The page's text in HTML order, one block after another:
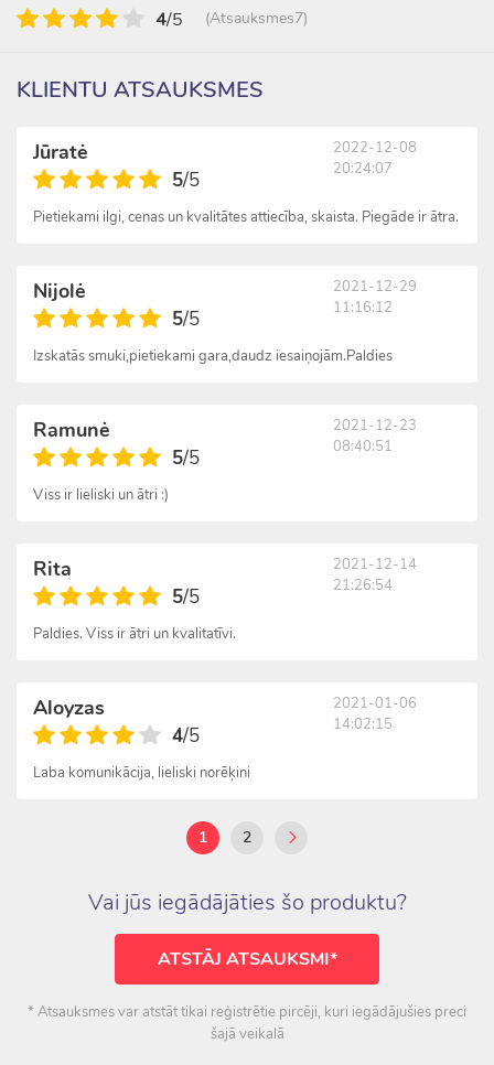
4/5 (Atsauksmes7)
KLIENTU ATSAUKSMES
Jūratė
5/5
2022-12-08
20:24:07
Pietiekami ilgi, cenas un kvalitātes attiecība, skaista. Piegāde ir ātra.
Nijolė
5/5
2021-12-29
11:16:12
Izskatās smuki,pietiekami gara,daudz iesaiņojām.Paldies
Ramunė
5/5
2021-12-23
08:40:51
Viss ir lieliski un ātri :)
Rita
5/5
2021-12-14
21:26:54
Paldies. Viss ir ātri un kvalitatīvi.
Aloyzas
4/5
2021-01-06
14:02:15
Laba komunikācija, lieliski norēķini
1 2
Vai jūs iegādājāties šo produktu?
ATSTĀJ ATSAUKSMI*
* Atsauksmes var atstāt tikai reģistrētie pircēji, kuri iegādājušies preci
šajā veikalā